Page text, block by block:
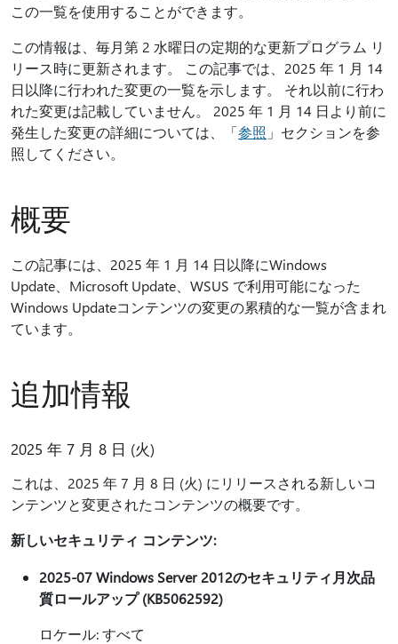
この一覧を使用することができます。
この情報は、毎月第 2 水曜日の定期的な更新プログラム リ
リース時に更新されます。 この記事では、2025 年 1 月 14
日以降に行われた変更の一覧を示します。 それ以前に行わ
れた変更は記載していません。 2025 年 1 月 14 日より前に
発生した変更の詳細については、「参照 」セクションを参
照してください。
概要
この記事には、2025 年 1 月 14 日以降にWindows
Update、Microsoft Update、WSUS で利用可能になった
Windows Updateコンテンツの変更の累積的な一覧が含まれ
ています。
追加情報
2025 年 7 月 8 日 (火)
これは、2025 年 7 月 8 日 (火) にリリースされる新しいコ
ンテンツと変更されたコンテンツの概要です。
新しいセキュリティ コンテンツ:
2025-07 Windows Server 2012のセキュリティ月次品
質ロールアップ (KB5062592)
ロケール: すべて